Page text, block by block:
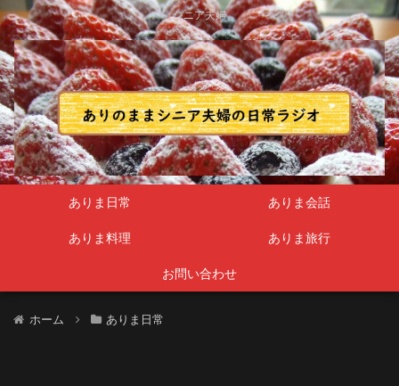
シニア夫婦
ありま日常 ありま会話
ありま料理 ありま旅行
お問い合わせ
ホーム ありま日常